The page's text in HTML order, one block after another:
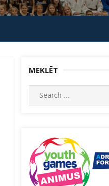
MEKLĒT
Search
for: